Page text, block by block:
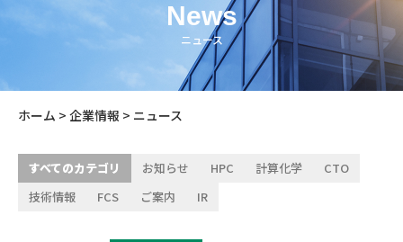
News
ニュース
ホーム > 企業情報 > ニュース
すべてのカテゴリ お知らせ HPC 計算化学
CTO
技術情報
FCS ご案内 IR